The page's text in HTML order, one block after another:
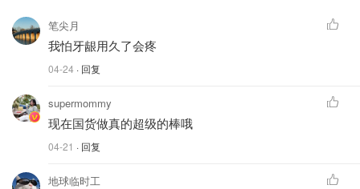
笔尖月
我怕牙龈用久了会疼
04-24 · 回复
supermommy
现在国货做真的超级的棒哦
04-21 · 回复
地球临时工